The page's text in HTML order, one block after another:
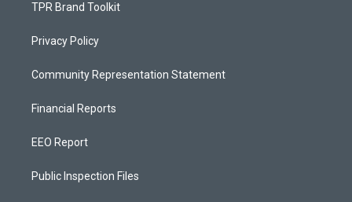
TPR Brand Toolkit
Privacy Policy
Community Representation Statement
Financial Reports
EEO Report
Public Inspection Files